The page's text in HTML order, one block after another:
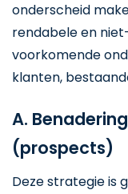
onderscheid
rendabele en
voorkomende
klanten,
A.
(prospects)
Deze strategie is